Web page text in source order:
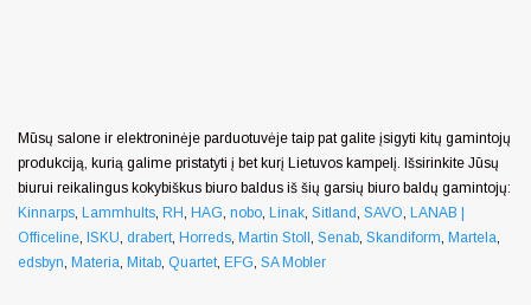
Mūsų salone ir elektroninėje parduotuvėje taip pat galite įsigyti kitų gamintojų
produkciją, kurią galime pristatyti į bet kurį Lietuvos kampelį. Išsirinkite Jūsų
biurui reikalingus kokybiškus biuro baldus iš šių garsių biuro baldų gamintojų:
Kinnarps, Lammhults, RH, HAG, nobo, Linak, Sitland, SAVO, LANAB |
Officeline, ISKU, drabert, Horreds, Martin Stoll , Senab, Skandiform, Martela,
edsbyn, Materia, Mitab, Quartet, EFG, SA Mobler